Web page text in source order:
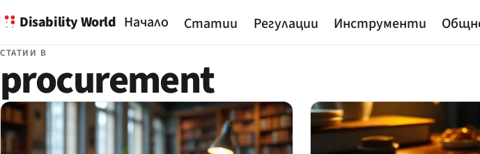
Disability World Начало Статии Регулации Инструменти
СТАТИИ В
procurement